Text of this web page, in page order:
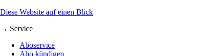
Diese Website auf einen Blick
→ Service
Aboservice
Abo kündigen